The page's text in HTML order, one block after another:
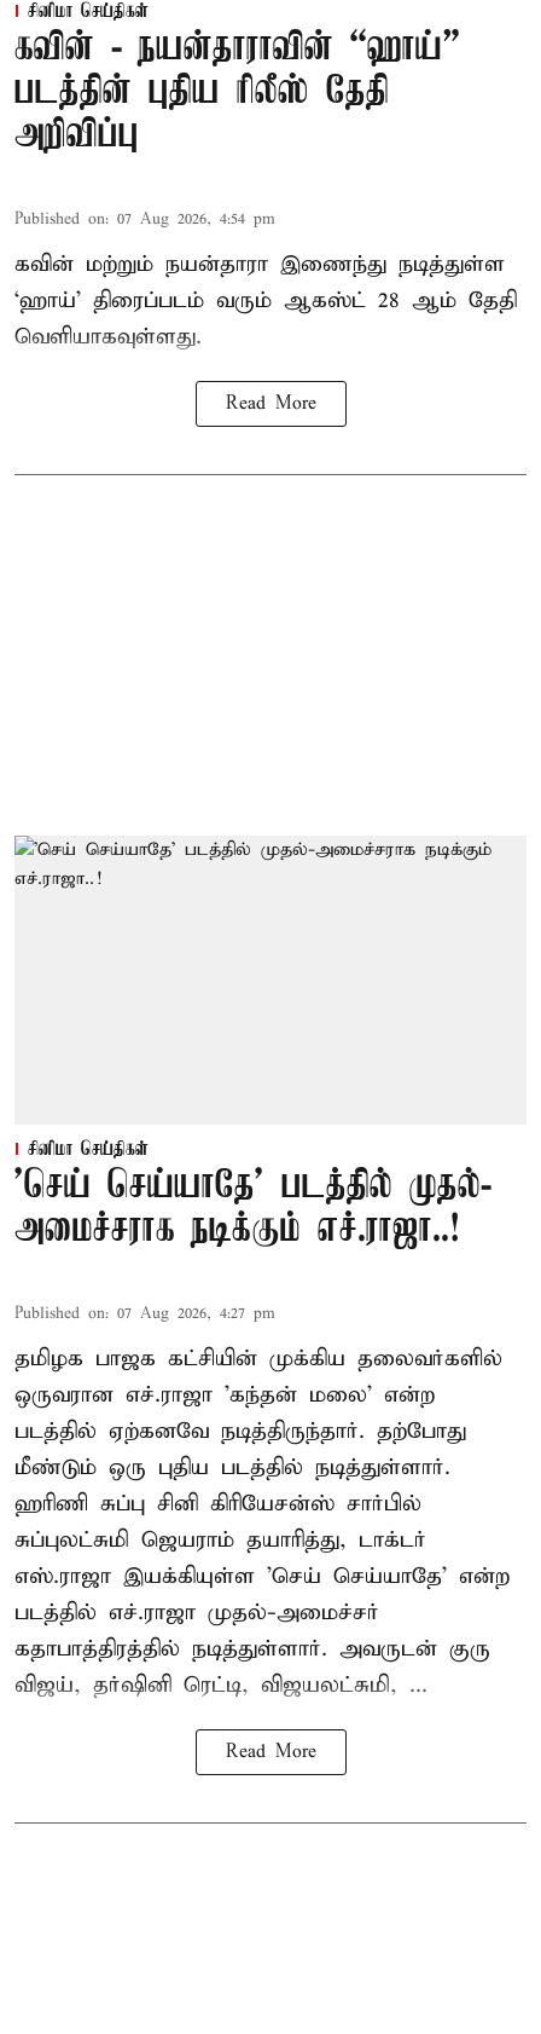
சினிமா செய்திகள்
கவின் - நயன்தாராவின் “ஹாய்”
படத்தின் புதிய ரிலீஸ் தேதி
அறிவிப்பு
Published on: 07 Aug 2026, 4:54 pm
கவின் மற்றும் நயன்தாரா இணைந்து நடித்துள்ள
‘ஹாய்’ திரைப்படம் வரும் ஆகஸ்ட் 28 ஆம் தேதி
வெளியாகவுள்ளது.
Read More
சினிமா செய்திகள்
'செய் செய்யாதே' படத்தில் முதல்-
அமைச்சராக நடிக்கும் எச்.ராஜா..!
Published on: 07 Aug 2026, 4:27 pm
தமிழக பாஜக கட்சியின் முக்கிய தலைவர்களில்
ஒருவரான எச்.ராஜா 'கந்தன் மலை' என்ற
படத்தில் ஏற்கனவே நடித்திருந்தார். தற்போது
மீண்டும் ஒரு புதிய படத்தில் நடித்துள்ளார்.
ஹரிணி சுப்பு சினி கிரியேசன்ஸ் சார்பில்
சுப்புலட்சுமி ஜெயராம் தயாரித்து, டாக்டர்
எஸ்.ராஜா இயக்கியுள்ள 'செய் செய்யாதே' என்ற
படத்தில் எச்.ராஜா முதல்-அமைச்சர்
கதாபாத்திரத்தில் நடித்துள்ளார். அவருடன் குரு
விஜய், தர்ஷினி ரெட்டி, விஜயலட்சுமி, ...
Read More